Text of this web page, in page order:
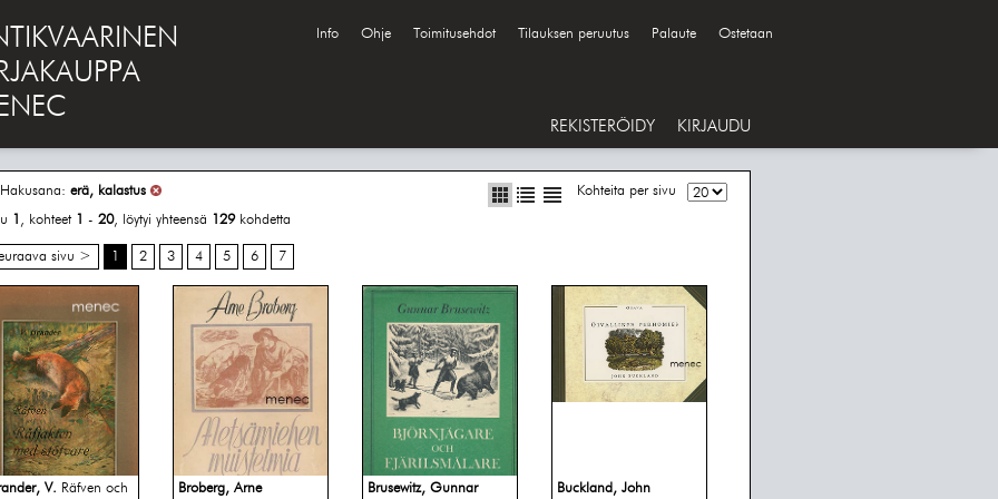
Info Ohje Toimitusehdot Tilauksen peruutus Palaute Ostetaan
REKISTERÖIDY KIRJAUDU
Kohteita per sivu
erä, kalastus
1 , kohteet 1 - 20, löytyi yhteensä 129kohdetta
sivu > 1 2 3 4 5 6 7
V. Räfven och
Broberg, Arne
Brusewitz, Gunnar
Buckland, John